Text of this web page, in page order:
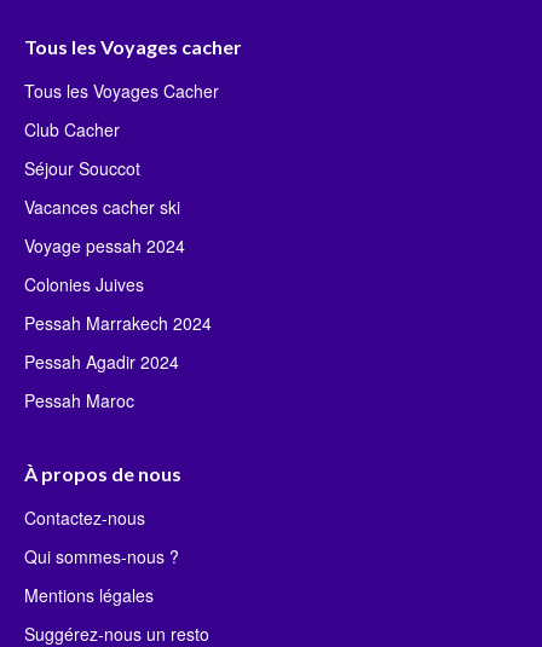
Tous les Voyages cacher
Tous les Voyages Cacher
Club Cacher
Séjour Souccot
Vacances cacher ski
Voyage pessah 2024
Colonies Juives
Pessah Marrakech 2024
Pessah Agadir 2024
Pessah Maroc
À propos de nous
Contactez-nous
Qui sommes-nous ?
Mentions légales
Suggérez-nous un resto